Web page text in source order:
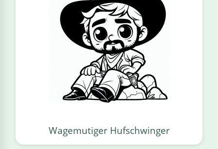
Wagemutiger Hufschwinger